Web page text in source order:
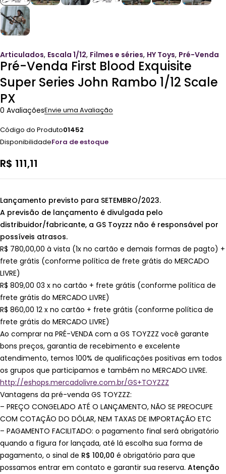
Articulados, Escala 1/12, Filmes e séries, HY Toys, Pré-Venda
Pré-Venda First Blood Exquisite
Super Series John Rambo 1/12 Scale
PX
0 AvaliaçõesEnvie uma Avaliação
Código do Produto01452
DisponibilidadeFora de estoque
R$ 111,11
Lançamento previsto para SETEMBRO/2023.
A previsão de lançamento é divulgada pelo
distribuidor/fabricante, a GS Toyzzz não é responsável por
possíveis atrasos.
R$ 780,00,00 à vista (1x no cartão e demais formas de pagto) +
frete grátis (conforme política de frete grátis do MERCADO
LIVRE)
R$ 809,00 03 x no cartão + frete grátis (conforme política de
frete grátis do MERCADO LIVRE)
R$ 860,00 12 x no cartão + frete grátis (conforme política de
frete grátis do MERCADO LIVRE)
Ao comprar na PRÉ-VENDA com a GS TOYZZZ você garante
bons preços, garantia de recebimento e excelente
atendimento, temos 100% de qualificações positivas em todos
os grupos que participamos e também no MERCADO LIVRE.
http://eshops.mercadolivre.com.br/GS+TOYZZZ
Vantagens da pré-venda GS TOYZZZ:
– PREÇO CONGELADO ATÉ O LANÇAMENTO, NÃO SE PREOCUPE
COM COTAÇÃO DO DÓLAR, NEM TAXAS DE IMPORTAÇÃO ETC
– PAGAMENTO FACILITADO: o pagamento final será obrigatório
quando a figura for lançada, até lá escolha sua forma de
pagamento, o sinal de R$ 100,00 é obrigatório para que
possamos entrar em contato e garantir sua reserva. Atenção